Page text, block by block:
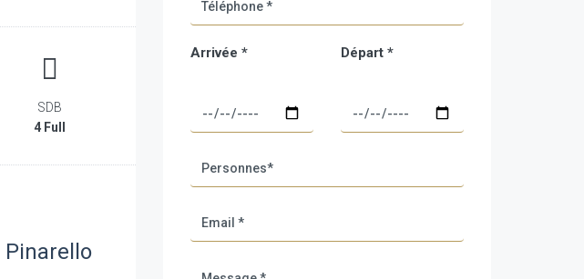
SDB
4 Full
Pinarello
Arrivée * Départ *